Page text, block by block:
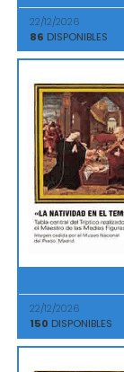
22/12/2026
86 DISPONIBLES
22/12/2026
150 DISPONIBLES